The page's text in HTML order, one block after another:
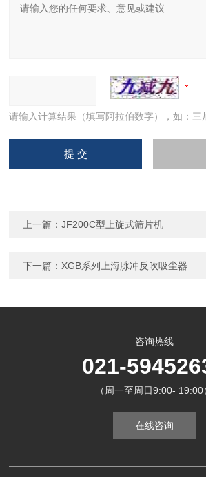
请输入计算结果（填写阿拉伯数字），如：三
上一篇：JF200C型上旋式筛片机
下一篇： XGB系列上海脉冲反吹吸尘器
咨询热线
021-
（周一至周日9:00- 19:00
在线咨询